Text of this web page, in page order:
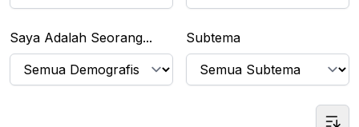
Saya Adalah Seorang... Subtema